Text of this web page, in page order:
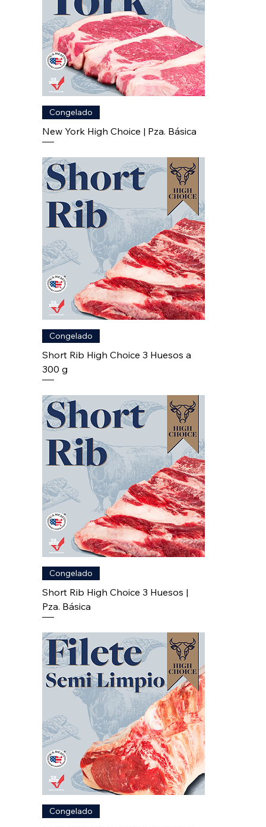
Congelado
New York High Choice | Pza. Básica
Congelado
Short Rib High Choice 3 Huesos a
300 g
Congelado
Short Rib High Choice 3 Huesos |
Pza. Básica
Congelado